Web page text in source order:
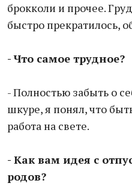
брокколи и прочее.
быстро прекратилось,
- Что самое трудное?
- Полностью забыть о
шкуре, я понял, что
работа на свете.
- Как вам идея с
родов?